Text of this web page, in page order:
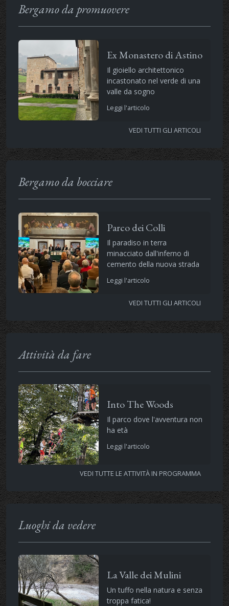
Bergamo da promuovere
Ex Monastero di Astino
Il gioiello architettonico
incastonato nel verde di una
valle da sogno
Leggi l'articolo
VEDI TUTTI GLI ARTICOLI
Bergamo da bocciare
Parco dei Colli
Il paradiso in terra
minacciato dall'inferno di
cemento della nuova strada
Leggi l'articolo
VEDI TUTTI GLI ARTICOLI
Attività da fare
Into The Woods
Il parco dove l'avventura non
ha età
Leggi l'articolo
VEDI TUTTE LE ATTIVITÀ IN PROGRAMMA
Luoghi da vedere
La Valle dei Mulini
Un tuffo nella natura e senza
troppa fatica!